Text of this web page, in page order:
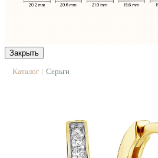
Закрыть
Каталог | Серьги